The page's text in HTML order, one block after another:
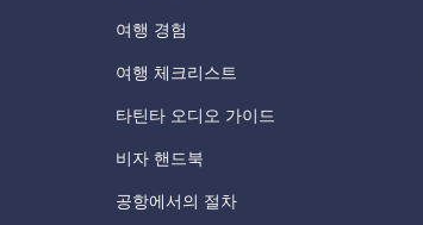
여행 경험
여행 체크리스트
타틴타 오디오 가이드
비자 핸드북
공항에서의 절차